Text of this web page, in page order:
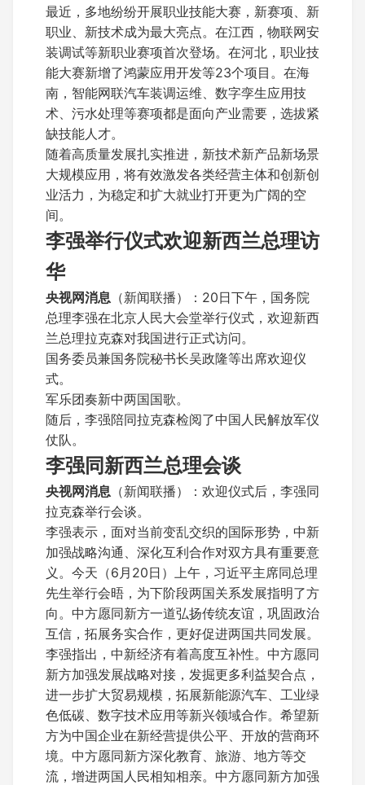
最近，多地纷纷开展职业技能大赛，新赛项、新
职业、新技术成为最大亮点。在江西，物联网安
装调试等新职业赛项首次登场。在河北，职业技
能大赛新增了鸿蒙应用开发等23个项目。在海
南，智能网联汽车装调运维、数字孪生应用技
术、污水处理等赛项都是面向产业需要，选拔紧
缺技能人才。
随着高质量发展扎实推进，新技术新产品新场景
大规模应用，将有效激发各类经营主体和创新创
业活力，为稳定和扩大就业打开更为广阔的空
间。
李强举行仪式欢迎新西兰总理访
华
央视网消息 （新闻联播）：20日下午，国务院
总理李强在北京人民大会堂举行仪式，欢迎新西
兰总理拉克森对我国进行正式访问。
国务委员兼国务院秘书长吴政隆等出席欢迎仪
式。
军乐团奏新中两国国歌。
随后，李强陪同拉克森检阅了中国人民解放军仪
仗队。
李强同新西兰总理会谈
央视网消息 （新闻联播）：欢迎仪式后，李强同
拉克森举行会谈。
李强表示，面对当前变乱交织的国际形势，中新
加强战略沟通、深化互利合作对双方具有重要意
义。今天（6月20日）上午，习近平主席同总理
先生举行会晤，为下阶段两国关系发展指明了方
向。中方愿同新方一道弘扬传统友谊，巩固政治
互信，拓展务实合作，更好促进两国共同发展。
李强指出，中新经济有着高度互补性。中方愿同
新方加强发展战略对接，发掘更多利益契合点，
进一步扩大贸易规模，拓展新能源汽车、工业绿
色低碳、数字技术应用等新兴领域合作。希望新
方为中国企业在新经营提供公平、开放的营商环
境。中方愿同新方深化教育、旅游、地方等交
流，增进两国人民相知相亲。中方愿同新方加强